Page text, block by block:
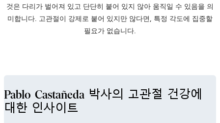
것은 다리가 벌어져 있고 단단히 붙어 있지 않아 움직일 수 있음을 의
미합니다. 고관절이 강제로 붙어 있지만 않다면, 특정 각도에 집중할
필요가 없습니다.
Pablo Castañeda 박사의 고관절 건강에
대한 인사이트